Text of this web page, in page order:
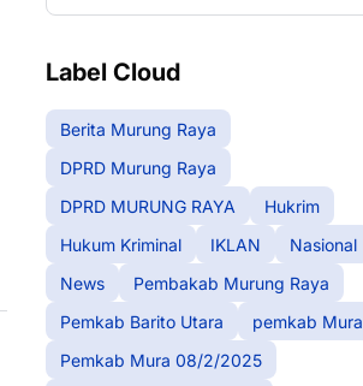
Label Cloud
Berita Murung Raya
DPRD Murung Raya
DPRD MURUNG RAYA
Hukrim
Hukum Kriminal
IKLAN
Nasional
News
Pembakab Murung Raya
Pemkab Barito Utara
pemkab Mura
Pemkab Mura 08/2/2025